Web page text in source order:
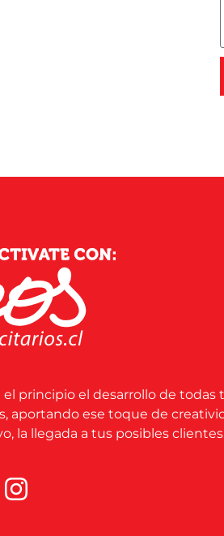
principio el desarrollo de todas
aportando ese toque de
la llegada a tus posibles